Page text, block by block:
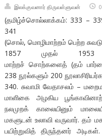
இலக்குவனார் திருவள்ளுவன்
(தமிழ்ச்சொல்லாக்கம்: 333 –
341
(சொல், மொழிமாற்றம் பெற்ற
1857 முதல்
மாற்றச் சொற்களைத் (தம்
238 நூல்களும் 200
340. சுவாமி வேதாசலம் –
மாளிகை அழகிய
நலமுறக் காலையினும்
மகளுடன் உலாவி வருவார். தம்
பயிற்றுவித் திருந்தனர்